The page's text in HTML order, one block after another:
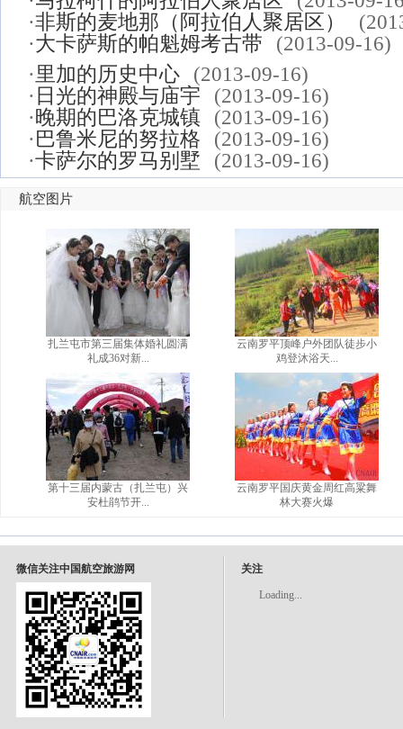
·非斯的麦地那（阿拉伯人聚居区）
·大卡萨斯的帕魁姆考古带
(2013-09-16)
·里加的历史中心
(2013-09-16)
· 日光的神殿与庙宇
(2013-09-16)
·晚期的巴洛克城镇
(2013-09-16)
·巴鲁米尼的努拉格
(2013-09-16)
·卡萨尔的罗马别墅 (2013-09-16)
航空图片
扎兰屯市第三届集体婚礼圆满
礼成36对新...
第十三届内蒙古（扎兰屯）兴
安杜鹃节开...
云南罗平顶峰户外团队徒步小
鸡登沐浴天...
云南罗平国庆黄金周红高粱舞
林大赛火爆
微信关注中国航空旅游网 关注
Loading...